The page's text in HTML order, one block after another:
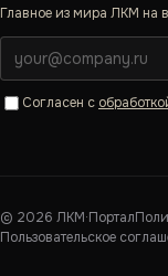
Главное из мира ЛКМ на
Согласен с
© 2026 ЛКМ·Портал
Пользовательское